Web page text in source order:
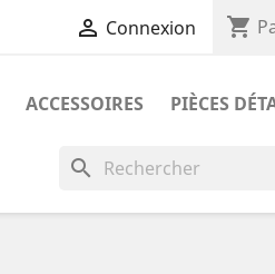
 Connexion shopping_cart
ACCESSOIRES PIÈCES
search